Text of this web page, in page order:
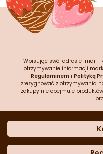
Wpisując swój adres e-mail i
otrzymywanie informacji
Regulaminem i Polityką
zrezygnować z otrzymywania
zakupy nie obejmuje